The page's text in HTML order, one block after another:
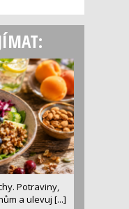
Potraviny,
a ulevuj [...]